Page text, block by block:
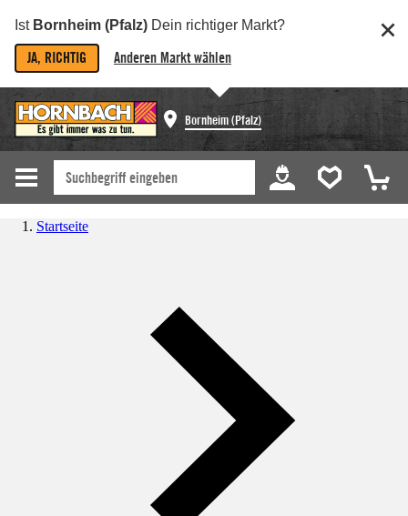
Ist Bornheim (Pfalz) Dein richtiger Markt?
JA, RICHTIG Anderen Markt wählen
Bornheim (Pfalz)
Startseite